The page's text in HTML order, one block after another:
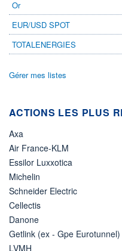
PROCHAIN
DIVIDENDE
-
Non éligible
Boursobank
Or
EUR/USD SPOT
TOTALENERGIES
Gérer mes listes
ACTIONS LES PLUS
Axa
Air France-KLM
Essilor Luxxotica
Michelin
Schneider Electric
Cellectis
Danone
Getlink (ex - Gpe Eurotunnel)
LVMH